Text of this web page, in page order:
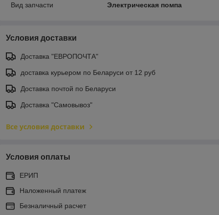
Вид запчасти Электрическая помпа
Условия доставки
Доставка "ЕВРОПОЧТА"
доставка курьером по Беларуси от 12 руб
Доставка почтой по Беларуси
Доставка "Самовывоз"
Все условия доставки
Условия оплаты
ЕРИП
Наложенный платеж
Безналичный расчет